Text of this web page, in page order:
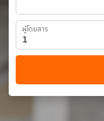
ผู้โดยสาร